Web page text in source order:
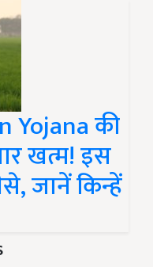
Yojana की
खत्म! इस
जानें किन्हें